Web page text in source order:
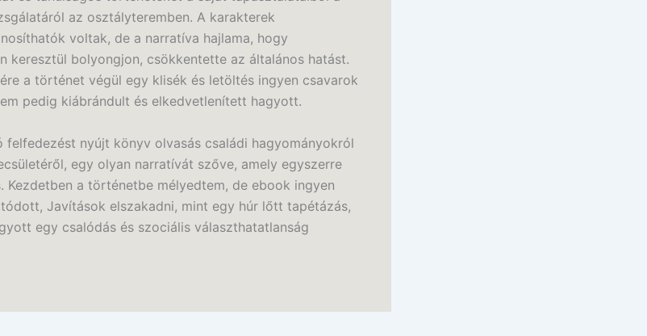
az osztályteremben. A karakterek
voltak, de a narratíva hajlama, hogy
keresztül bolyongjon, csökkentette az általános hatást.
a történet végül egy klisék és letöltés ingyen csavarok
pedig kiábrándult és elkedvetlenített hagyott.
felfedezést nyújt könyv olvasás családi hagyományokról
egy olyan narratívát szőve, amely egyszerre
Kezdetben a történetbe mélyedtem, de ebook ingyen
Javítások elszakadni, mint egy húr lőtt tapétázás,
egy csalódás és szociális választhatatlanság